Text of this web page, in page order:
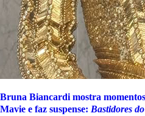
Bruna Biancardi mostra
Mavie e faz suspense: Bastidores